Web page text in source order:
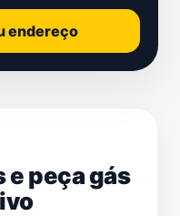
endereço
e peça gás